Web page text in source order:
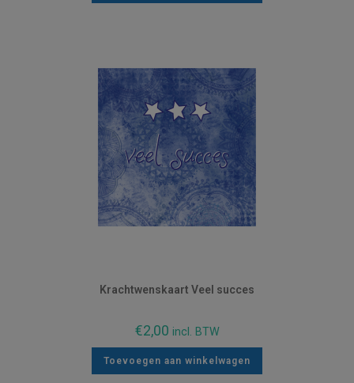
Krachtwenskaart Veel succes
€2,00 incl. BTW
Toevoegen aan winkelwagen